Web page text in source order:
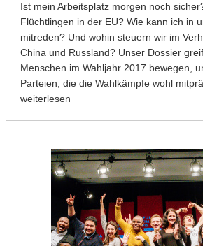
Ist mein Arbeitsplatz morgen noch
Flüchtlingen in der EU? Wie kann ich in
mitreden? Und wohin steuern wir im
China und Russland? Unser Dossier
Menschen im Wahljahr 2017 bewegen,
Parteien, die die Wahlkämpfe wohl
weiterlesen